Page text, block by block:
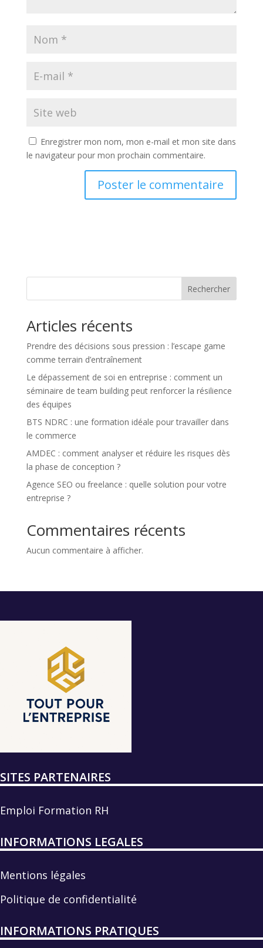
Enregistrer mon nom, mon e-mail et mon site dans
le navigateur pour mon prochain commentaire.
Rechercher
Articles récents
Prendre des décisions sous pression : l’escape game
comme terrain d’entraînement
Le dépassement de soi en entreprise : comment un
séminaire de team building peut renforcer la résilience
des équipes
BTS NDRC : une formation idéale pour travailler dans
le commerce
AMDEC : comment analyser et réduire les risques dès
la phase de conception ?
Agence SEO ou freelance : quelle solution pour votre
entreprise ?
Commentaires récents
Aucun commentaire à afficher.
SITES PARTENAIRES
Emploi Formation RH
INFORMATIONS LEGALES
Mentions légales
Politique de confidentialité
INFORMATIONS PRATIQUES